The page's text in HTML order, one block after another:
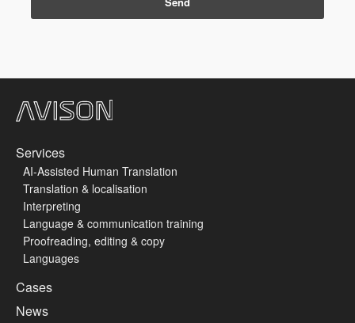
Services
AI-Assisted Human Translation
Translation & localisation
Interpreting
Language & communication training
Proofreading, editing & copy
Languages
Cases
News